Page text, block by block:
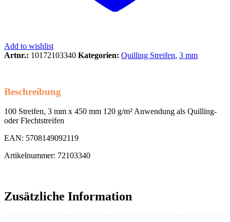
Add to wishlist
Artnr.: 10172103340 Kategorien: Quilling Streifen, 3 mm
Beschreibung
100 Streifen, 3 mm x 450 mm 120 g/m² Anwendung als Quilling-
oder Flechtstreifen
EAN: 5708149092119
Artikelnummer: 72103340
Zusätzliche Information